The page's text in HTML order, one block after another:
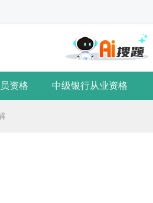
资格 中级银行从业资格